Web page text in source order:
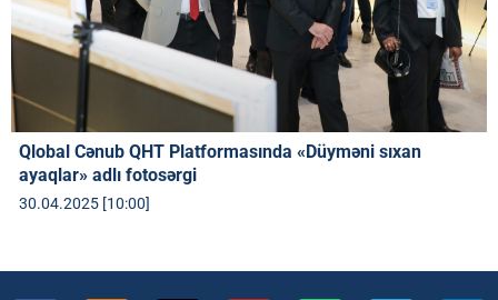
Qlobal Cənub QHT Platformasında «Düyməni sıxan
ayaqlar» adlı fotosərgi
30.04.2025 [10:00]